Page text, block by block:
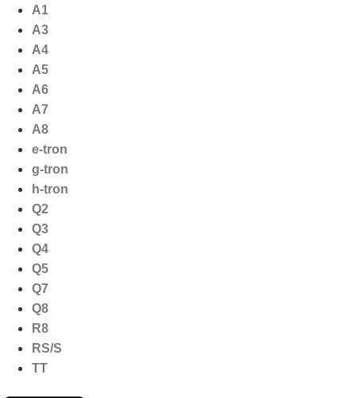
naar
inhoud
A1
A3
A4
A5
A6
A7
A8
e-tron
g-tron
h-tron
Q2
Q3
Q4
Q5
Q7
Q8
R8
RS/S
TT